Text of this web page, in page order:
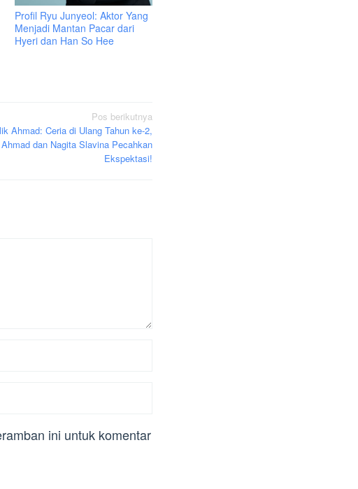
Profil Ryu Junyeol: Aktor Yang
Menjadi Mantan Pacar dari
Hyeri dan Han So Hee
Pos berikutnya
Ahmad: Ceria di Ulang Tahun ke-2,
dan Nagita Slavina Pecahkan
Ekspektasi!
ini untuk komentar